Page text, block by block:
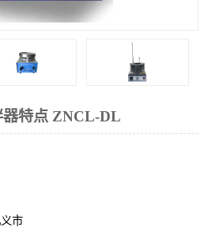
器特点 ZNCL-DL
市